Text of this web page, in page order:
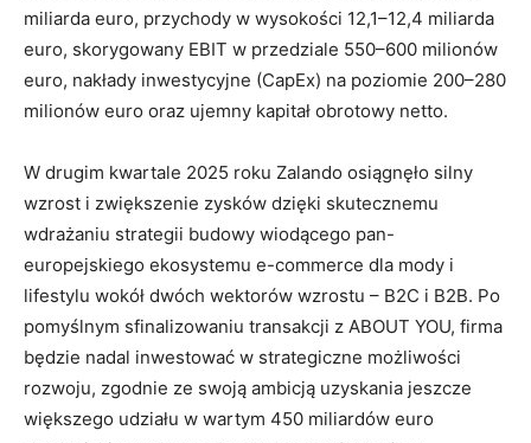
miliarda euro, przychody w wysokości 12,1–12,4 miliarda
euro, skorygowany EBIT w przedziale 550–600 milionów
euro, nakłady inwestycyjne (CapEx) na poziomie 200–280
milionów euro oraz ujemny kapitał obrotowy netto.
W drugim kwartale 2025 roku Zalando osiągnęło silny
wzrost i zwiększenie zysków dzięki skutecznemu
wdrażaniu strategii budowy wiodącego pan-
europejskiego ekosystemu e-commerce dla mody i
lifestylu wokół dwóch wektorów wzrostu – B2C i B2B. Po
pomyślnym sfinalizowaniu transakcji z ABOUT YOU, firma
będzie nadal inwestować w strategiczne możliwości
rozwoju, zgodnie ze swoją ambicją uzyskania jeszcze
większego udziału w wartym 450 miliardów euro